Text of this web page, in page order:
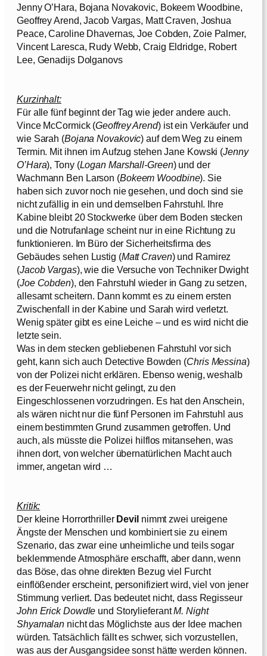
Jenny O’Hara, Bojana Novakovic, Bokeem Woodbine,
Geoffrey Arend, Jacob Vargas, Matt Craven, Joshua
Peace, Caroline Dhavernas, Joe Cobden, Zoie Palmer,
Vincent Laresca, Rudy Webb, Craig Eldridge, Robert
Lee, Genadijs Dolganovs
Kurzinhalt:
Für alle fünf beginnt der Tag wie jeder andere auch.
Vince McCormick (Geoffrey Arend) ist ein Verkäufer und
wie Sarah (Bojana Novakovic) auf dem Weg zu einem
Termin. Mit ihnen im Aufzug stehen Jane Kowski (Jenny
O’Hara), Tony (Logan Marshall-Green) und der
Wachmann Ben Larson (Bokeem Woodbine). Sie
haben sich zuvor noch nie gesehen, und doch sind sie
nicht zufällig in ein und demselben Fahrstuhl. Ihre
Kabine bleibt 20 Stockwerke über dem Boden stecken
und die Notrufanlage scheint nur in eine Richtung zu
funktionieren. Im Büro der Sicherheitsfirma des
Gebäudes sehen Lustig (Matt Craven) und Ramirez
(Jacob Vargas), wie die Versuche von Techniker Dwight
(Joe Cobden), den Fahrstuhl wieder in Gang zu setzen,
allesamt scheitern. Dann kommt es zu einem ersten
Zwischenfall in der Kabine und Sarah wird verletzt.
Wenig später gibt es eine Leiche – und es wird nicht die
letzte sein.
Was in dem stecken gebliebenen Fahrstuhl vor sich
geht, kann sich auch Detective Bowden (Chris Messina)
von der Polizei nicht erklären. Ebenso wenig, weshalb
es der Feuerwehr nicht gelingt, zu den
Eingeschlossenen vorzudringen. Es hat den Anschein,
als wären nicht nur die fünf Personen im Fahrstuhl aus
einem bestimmten Grund zusammen getroffen. Und
auch, als müsste die Polizei hilflos mitansehen, was
ihnen dort, von welcher übernatürlichen Macht auch
immer, angetan wird …
Kritik:
Der kleine Horrorthriller Devilnimmt zwei ureigene
Ängste der Menschen und kombiniert sie zu einem
Szenario, das zwar eine unheimliche und teils sogar
beklemmende Atmosphäre erschafft, aber dann, wenn
das Böse, das ohne direkten Bezug viel Furcht
einflößender erscheint, personifiziert wird, viel von jener
Stimmung verliert. Das bedeutet nicht, dass Regisseur
John Erick Dowdle und StorylieferantM. Night
Shyamalan nicht das Möglichste aus der Idee machen
würden. Tatsächlich fällt es schwer, sich vorzustellen,
was aus der Ausgangsidee sonst hätte werden können.